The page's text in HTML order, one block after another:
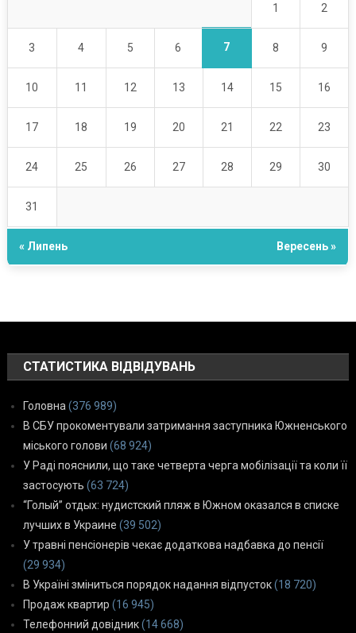
1 2
3 4 5 6 7 8 9
10 11 12 13 14 15 16
17 18 19 20 21 22 23
24 25 26 27 28 29 30
31
« Липень Вересень »
СТАТИСТИКА ВІДВІДУВАНЬ
Головна (376 989)
В СБУ прокоментували затримання заступника Южненського
міського голови (68 924)
У Раді пояснили, що таке четверта черга мобілізації та коли її
застосують (63 724)
“Голый” отдых: нудистский пляж в Южном оказался в списке
лучших в Украине (39 502)
У травні пенсіонерів чекає додаткова надбавка до пенсії
(29 934)
В Україні зміниться порядок надання відпусток(18 720)
Продаж квартир (16 945)
Телефонний довідник(14 668)